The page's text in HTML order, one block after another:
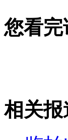
印度总理辛
山西运城恶
您看
相关报